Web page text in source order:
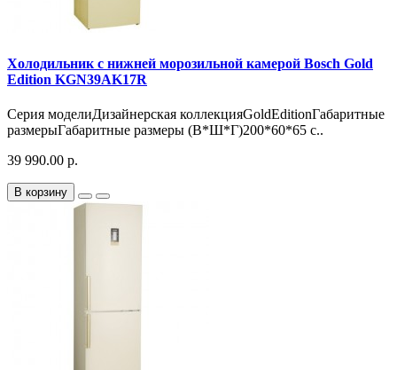
Холодильник с нижней морозильной камерой Bosch Gold
Edition KGN39AK17R
Серия моделиДизайнерская коллекцияGoldEditionГабаритные
размерыГабаритные размеры (В*Ш*Г)200*60*65 с..
39 990.00 р.
В корзину